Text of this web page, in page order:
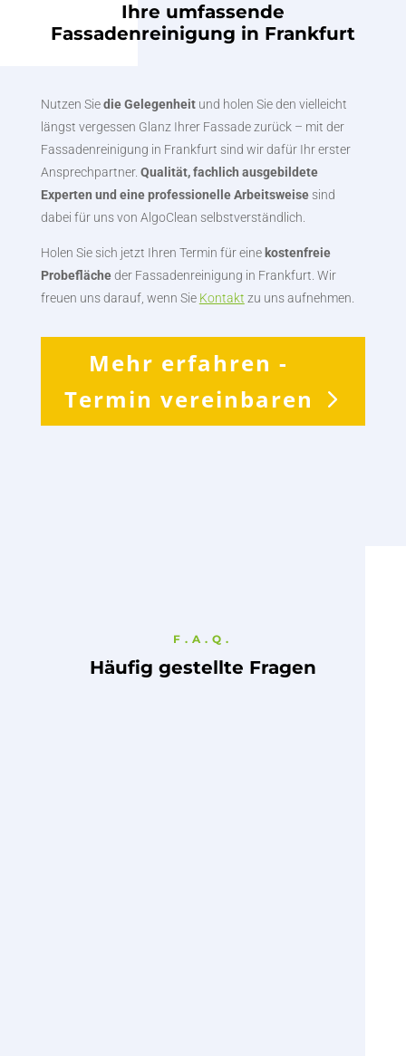
Ihre umfassende
Fassadenreinigung in Frankfurt
Nutzen Siedie Gelegenheitund holen Sie den vielleicht
längst vergessen Glanz Ihrer Fassade zurück – mit der
Fassadenreinigung in Frankfurt sind wir dafür Ihr erster
Ansprechpartner. Qualität, fachlich ausgebildete
Experten und eine professionelle Arbeitsweisesind
dabei für uns von AlgoClean selbstverständlich.
Holen Sie sich jetzt Ihren Termin für eine kostenfreie
Probeflächeder Fassadenreinigung in Frankfurt. Wir
freuen uns darauf, wenn Sie Kontakt zu uns aufnehmen.
Mehr erfahren -
Termin vereinbaren
F.A.Q.
Häufig gestellte Fragen